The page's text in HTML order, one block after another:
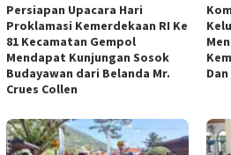
Persiapan Upacara Hari
Proklamasi Kemerdekaan RI Ke
81 Kecamatan Gempol
Mendapat Kunjungan Sosok
Budayawan dari Belanda Mr.
Crues Collen